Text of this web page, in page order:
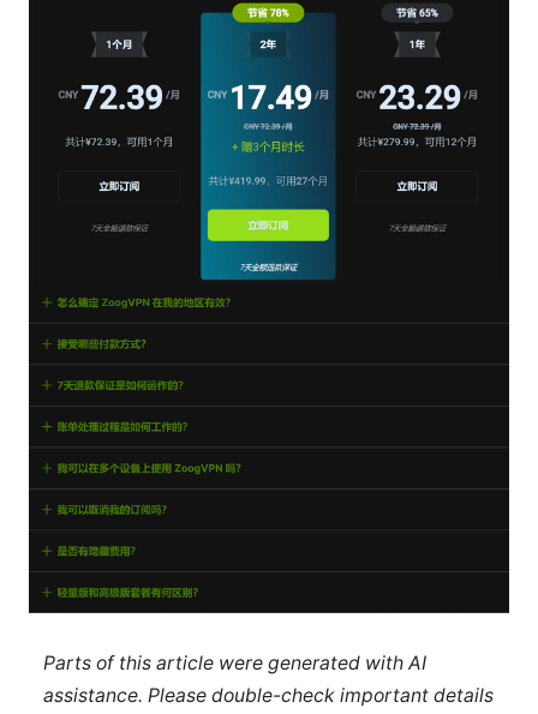
Parts of this article were generated with AI
assistance. Please double-check important details